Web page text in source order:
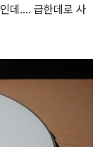
데…. 급한데로 사